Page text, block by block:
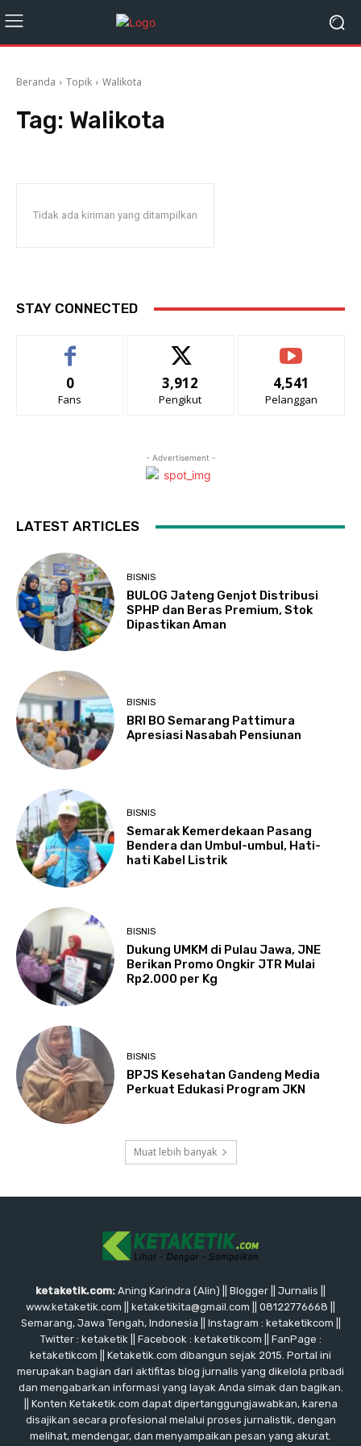
Beranda Topik Walikota
Tag: Walikota
Tidak ada kiriman yang ditampilkan
STAY CONNECTED
0
Fans
3,912
Pengikut
4,541
Pelanggan
- Advertisement -
LATEST ARTICLES
BISNIS
BULOG Jateng Genjot Distribusi
SPHP dan Beras Premium, Stok
Dipastikan Aman
BISNIS
BRI BO Semarang Pattimura
Apresiasi Nasabah Pensiunan
BISNIS
Semarak Kemerdekaan Pasang
Bendera dan Umbul-umbul, Hati-
hati Kabel Listrik
BISNIS
Dukung UMKM di Pulau Jawa, JNE
Berikan Promo Ongkir JTR Mulai
Rp2.000 per Kg
BISNIS
BPJS Kesehatan Gandeng Media
Perkuat Edukasi Program JKN
Muat lebih banyak
ketaketik.com: Aning Karindra (Alin) || Blogger || Jurnalis ||
www.ketaketik.com || ketaketikita@gmail.com || 08122776668 ||
Semarang, Jawa Tengah, Indonesia || Instagram : ketaketikcom ||
Twitter : ketaketik || Facebook : ketaketikcom || FanPage :
ketaketikcom || Ketaketik.com dibangun sejak 2015. Portal ini
merupakan bagian dari aktifitas blog jurnalis yang dikelola pribadi
dan mengabarkan informasi yang layak Anda simak dan bagikan.
|| Konten Ketaketik.com dapat dipertanggungjawabkan, karena
disajikan secara profesional melalui proses jurnalistik, dengan
melihat, mendengar, dan menyampaikan pesan yang akurat.